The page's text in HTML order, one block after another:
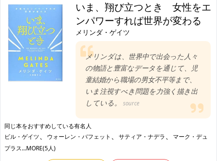
いま、翔び立つとき 女性をエ
ンパワーすれば世界が変わる
メリンダ・ゲイツ
メリンダは、世界中で出会った人々
の物語と豊富なデータを通じて、児
童結婚から職場の男女不平等まで、
いま注視すべき問題を力強く描き出
している。source
同じ本をおすすめしている有名人
ビル・ゲイツ、 ウォーレン・バフェット 、 サティア・ナデラ 、
マーク・デュ
プラス...MORE(5人)